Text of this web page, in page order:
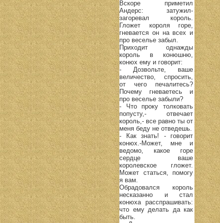
Вскоре приметил
Андерс: затужил-
загоревал король.
Гложет короля горе,
гневается он на всех и
про веселье забыл.
Приходит однажды
король в конюшню,
конюх ему и говорит:
- Дозвольте, ваше
величество, спросить,
от чего печалитесь?
Почему гневаетесь и
про веселье забыли?
- Что проку толковать
попусту,- отвечает
король,- все равно ты от
меня беду не отведешь.
- Как знать! - говорит
конюх.-Может, мне и
ведомо, какое горе
сердце ваше
королевское гложет.
Может статься, помогу
я вам.
Обрадовался король
несказанно и стал
конюха расспрашивать:
что ему делать да как
быть.